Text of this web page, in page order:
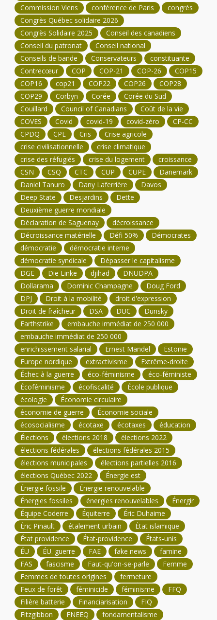
Commission Viens
conférence de Paris
congrès
Congrès Québec solidaire 2026
Congrès Solidaire 2025
Conseil des canadiens
Conseil du patronat
Conseil national
Conseils de bande
Conservateurs
constituante
Contrecœur
COP COP-21 COP-26
COP15
COP16
cop21 COP22 COP26
COP28
COP29
Corbyn Corée
Corée du Sud
Couillard
Council of Canadians
Coût de la vie
COVES
Covid covid-19 covid-zéro
CP-CC
CPDQ
CPE Cris
Crise agricole
crise civilisationnelle
crise climatique
crise des réfugiés
crise du logement
croissance
CSN
CSQ CTC CUP CUPE
Danemark
Daniel Tanuro
Dany Laferrière
Davos
Deep State
Desjardins
Dette
Deuxième guerre mondiale
Déclaration de Saguenay
décroissance
Décroissance matérielle
Défi 50%
Démocrates
démocratie
démocratie interne
démocratie syndicale
Dépasser le capitalisme
DGE
Die Linke djihad
DNUDPA
Dollarama
Dominic Champagne
Doug Ford
DPJ
Droit à la mobilité
droit d'expression
Droit de fraîcheur
DSA DUC
Dunsky
Earthstrike
embauche immédiat de 250 000
embauche immédiat de 250 000
enrichissement salarial
Ernest Mandel
Estonie
Europe nordique
extractivisme
Extrême-droite
Échec à la guerre
éco-féminisme
éco-féministe
Écoféminisme
écofiscalité
École publique
écologie
Économie circulaire
économie de guerre
Économie sociale
écosocialisme
écotaxe écotaxes
éducation
Élections
élections 2018
élections 2022
élections fédérales
élections fédérales 2015
élections municipales
élections partielles 2016
élections Québec 2022
Énergie est
Énergie fossile
Énergie renouvelable
Énergies fossiles
énergies renouvelables
Énergir
Équipe Coderre
Équiterre
Éric Duhaime
Éric Pinault
étalement urbain
État islamique
État providence
État-providence
États-unis
ÉU
ÉU. guerre FAE fake news
famine
FAS
fascisme Faut-qu'on-se-parle
Femme
Femmes de toutes origines
fermeture
Feux de forêt
féminicide féminisme
FFQ
Filière batterie
Financiarisation
FIQ
Fitzgibbon
FNEEQ
fondamentalisme